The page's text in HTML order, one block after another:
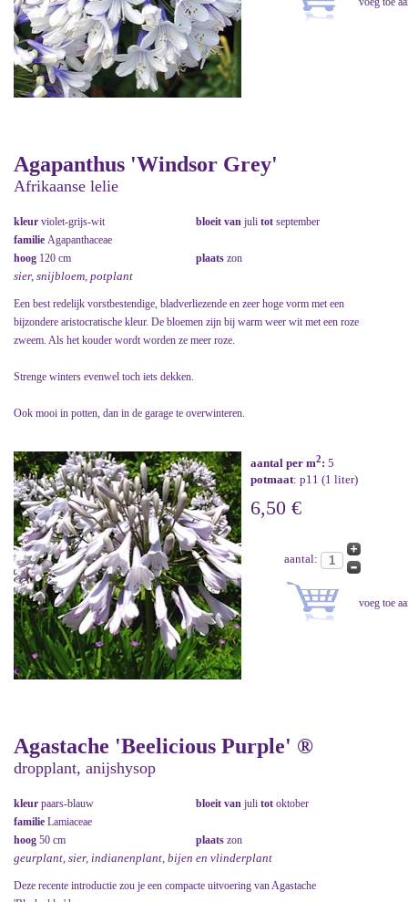
Agapanthus 'Windsor Grey'
Afrikaanse lelie
kleur violet-grijs-wit bloeit van juli tot september
familie Agapanthaceae
hoog 120 cm plaats zon
sier, snijbloem, potplant
Een best redelijk vorstbestendige, bladverliezende en zeer hoge vorm met een
bijzondere aristocratische kleur. De bloemen zijn bij warm weer wit met een roze
zweem. Als het kouder wordt worden ze meer roze.
Strenge winters evenwel toch iets dekken.
Ook mooi in potten, dan in de garage te overwinteren.
aantal per m2: 5
potmaat: p11 (1 liter)
6,50 €
aantal:
Agastache 'Beelicious Purple' ®
dropplant, anijshysop
kleur paars-blauw bloeit van juli tot oktober
familie Lamiaceae
hoog 50 cm plaats zon
geurplant, sier, indianenplant, bijen en vlinderplant
Deze recente introductie zou je een compacte uitvoering van Agastache